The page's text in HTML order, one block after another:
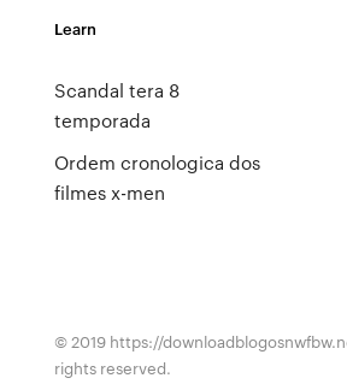
Learn
Scandal tera 8
temporada
Ordem cronologica dos
filmes x-men
© 2019 https://
rights reserved.